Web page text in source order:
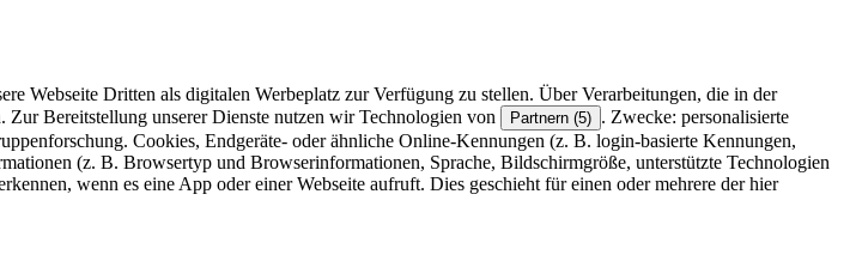
Webseite Dritten als digitalen Werbeplatz zur Verfügung zu stellen. Über Verarbeitungen, die in der
Zur Bereitstellung unserer Dienste nutzen wir Technologien von Partnern (5) . Zwecke: personalisierte
Cookies, Endgeräte- oder ähnliche Online-Kennungen (z. B. login-basierte Kennungen,
(z. B. Browsertyp und Browserinformationen, Sprache, Bildschirmgröße, unterstützte Technologien
wenn es eine App oder einer Webseite aufruft. Dies geschieht für einen oder mehrere der hier